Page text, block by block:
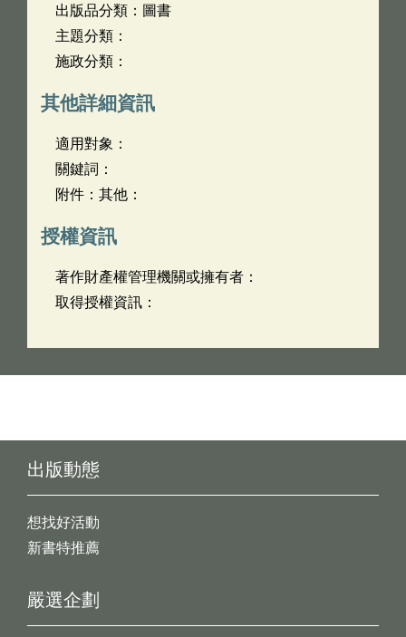
出版品分類：圖書
主題分類：
施政分類：
其他詳細資訊
適用對象：
關鍵詞：
附件：其他：
授權資訊
著作財產權管理機關或擁有者：
取得授權資訊：
出版動態
想找好活動
新書特推薦
嚴選企劃